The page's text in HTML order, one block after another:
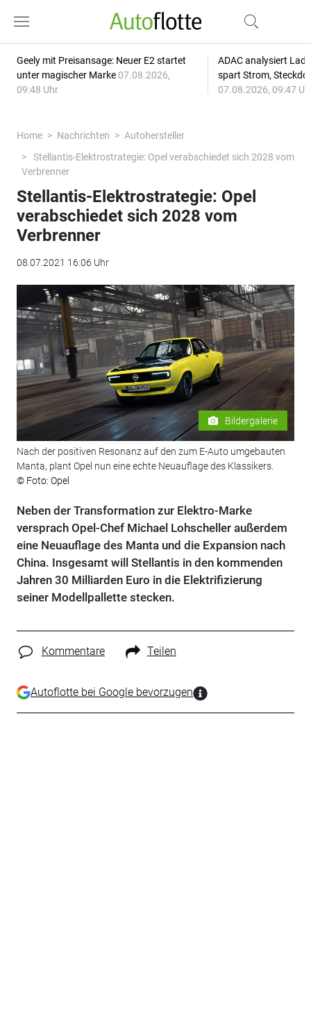
Geely mit Preisansage: Neuer E2 startet
unter magischer Marke 07.08.2026,
09:48 Uhr
ADAC analysiert
spart Strom,
07.08.2026, 09:47
Home Nachrichten
Autohersteller
Stellantis-Elektrostrategie: Opel verabschiedet sich 2028 vom
Verbrenner
Stellantis-Elektrostrategie: Opel
verabschiedet sich 2028 vom
Verbrenner
08.07.2021 16:06 Uhr
Bildergalerie
Nach der positiven Resonanz auf den zum E-Auto umgebauten
Manta, plant Opel nun eine echte Neuauflage des Klassikers.
© Foto: Opel
Neben der Transformation zur Elektro-Marke
versprach Opel-Chef Michael Lohscheller außerdem
eine Neuauflage des Manta und die Expansion nach
China. Insgesamt will Stellantis in den kommenden
Jahren 30 Milliarden Euro in die Elektrifizierung
seiner Modellpallette stecken.
Kommentare Teilen
Autoflotte bei Google bevorzugen